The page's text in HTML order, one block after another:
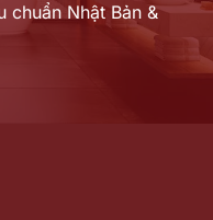
chuẩn Nhật Bản &